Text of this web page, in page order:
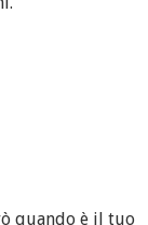
quando è il tuo